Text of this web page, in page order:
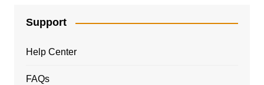
Support
Help Center
FAQs